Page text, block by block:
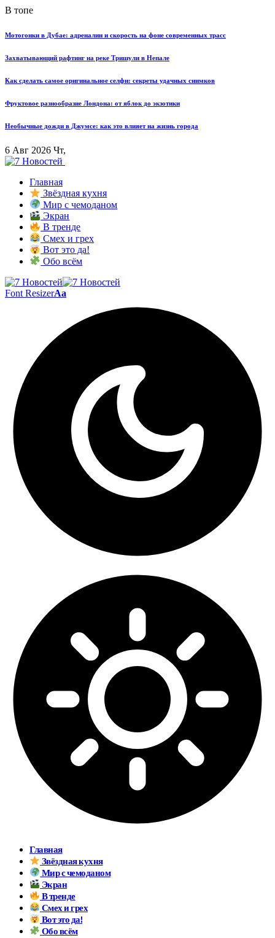
В топе
Мотогонки в Дубае: адреналин и скорость на фоне современных трасс
Захватывающий рафтинг на реке Тришули в Непале
Как сделать самое оригинальное селфи: секреты удачных снимков
Фруктовое разнообразие Лондона: от яблок до экзотики
Необычные дожди в Джумсе: как это влияет на жизнь города
6 Авг 2026 Чт,
Главная
Звёздная кухня
Мир с чемоданом
Экран
В тренде
Смех и грех
Вот это да!
Обо всём
Font ResizerAa
Главная
Звёздная кухня
Мир с чемоданом
Экран
В тренде
Смех и грех
Вот это да!
Обо всём